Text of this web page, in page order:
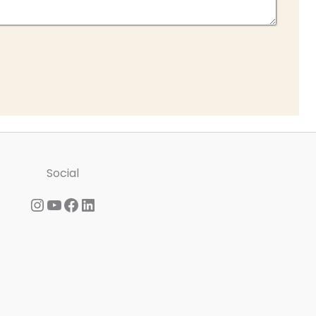
Social
Instagram
YouTube
Facebook
LinkedIn